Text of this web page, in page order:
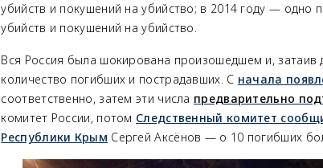
убийств и покушений на убийство; в 2014 году — одно
убийств и покушений на убийство.
Вся Россия была шокирована произошедшем и, затаив
количество погибших и пострадавших. С начала
соответственно, затем эти числа предварительно
комитет России, потом Следственный комитет
Республики Крым Сергей Аксёнов — о 10 погибших